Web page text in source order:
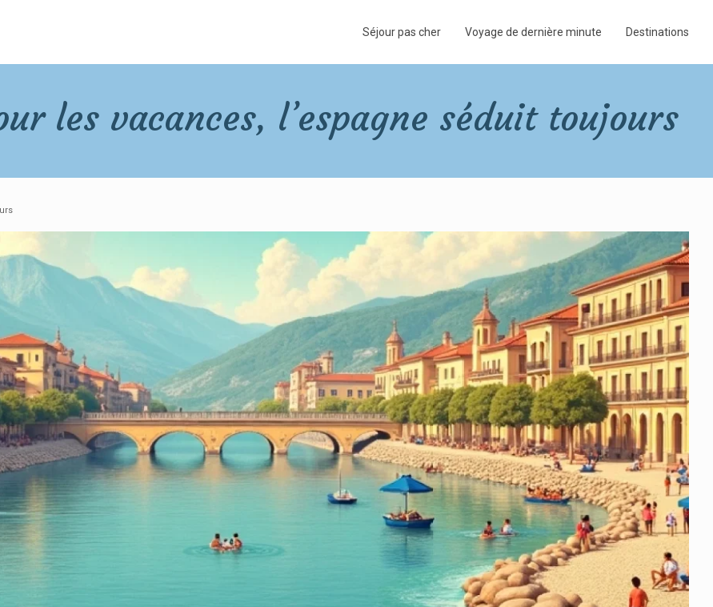
Séjour pas cher Voyage de dernière minute Destinations
les vacances, l’espagne séduit toujours